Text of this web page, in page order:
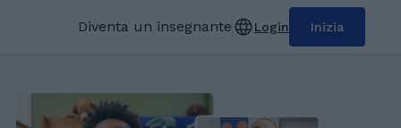
Diventa un insegnante Login Inizia